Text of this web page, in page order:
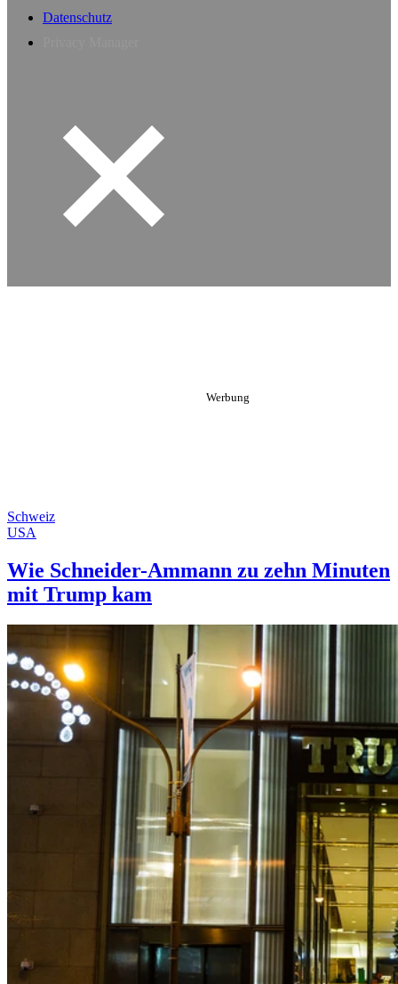
Datenschutz
Schweiz
USA
Wie Schneider-Ammann zu zehn Minuten
mit Trump kam